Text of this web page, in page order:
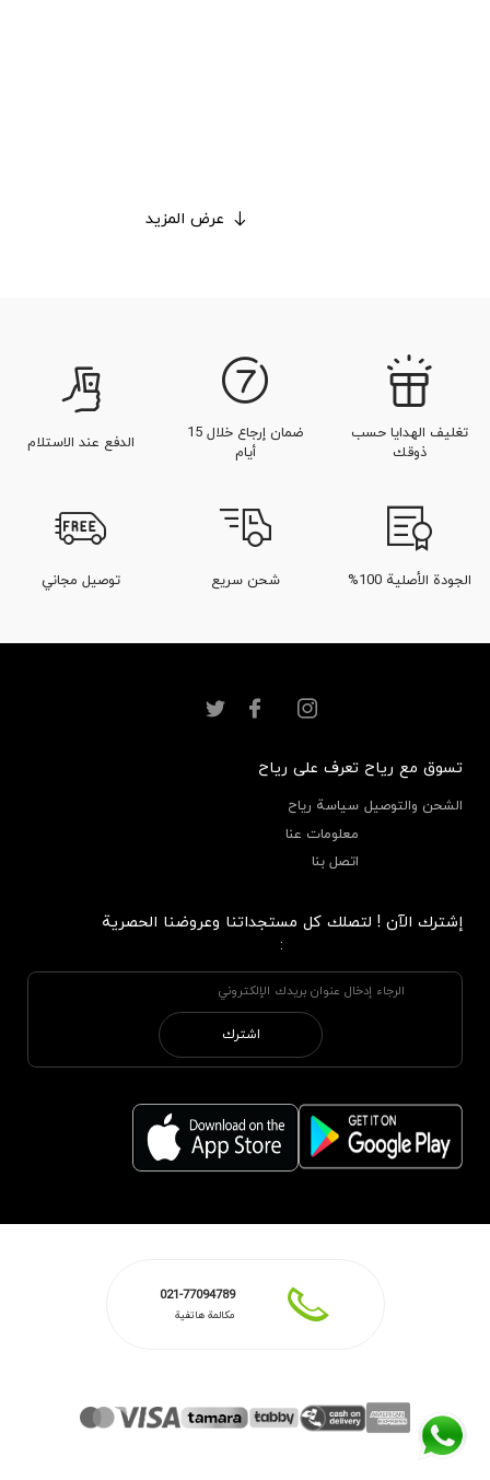
عرض المزيد
تغليف الهدايا حسب
ذوقك
ضمان إرجاع خلال 15
أيام
الدفع عند الاستلام
الجودة الأصلية 100% شحن سريع توصيل مجاني
تسوق مع رياح
الشحن والتوصيل
تعرف على رياح
سياسة رياح
معلومات عنا
اتصل بنا
إشترك الآن ! لتصلك كل مستجداتنا وعروضنا الحصرية
:
اشترك
021-77094789
مكالمة هاتفية